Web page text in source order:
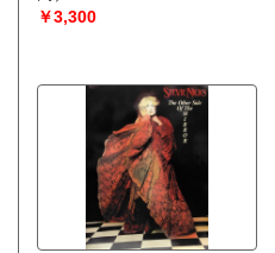
￥3,300